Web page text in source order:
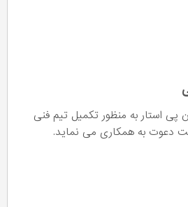
پی استار به منظور تکمیل تیم فنی
دعوت به همکاری می نماید.